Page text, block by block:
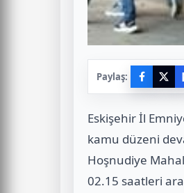
Paylaş:
Eskişehir İl
kamu düzeni
Hoşnudiye
02.15 saatleri